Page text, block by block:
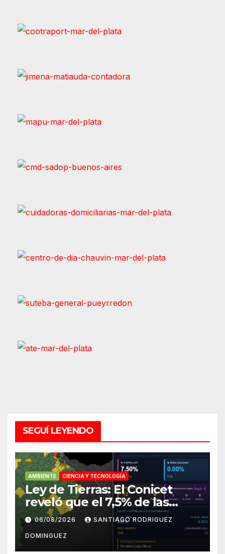
SEGUÍ LEYENDO
AMBIENTE CIENCIA Y TECNOLOGÍA
Ley de Tierras: El Conicet
reveló que el 7,5% de las
tierras rurales de Mar del
Plata pertenecen a
extranjeros
06/08/2026 SANTIAGO RODRIGUEZ
DOMINGUEZ